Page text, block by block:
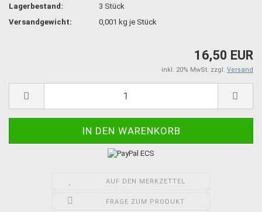
Lagerbestand: 3 Stück
Versandgewicht:
0,001 kg je Stück
16,50 EUR
inkl. 20% MwSt. zzgl. Versand
AUF DEN MERKZETTEL
FRAGE ZUM PRODUKT